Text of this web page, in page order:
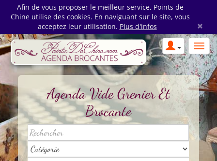
Afin de vous proposer le meilleur service, Points de
Chine utilise des cookies. En naviguant sur le site, vous
acceptez leur utilisation. Plus d'infos ×
Agenda Vide Grenier Et
Brocante